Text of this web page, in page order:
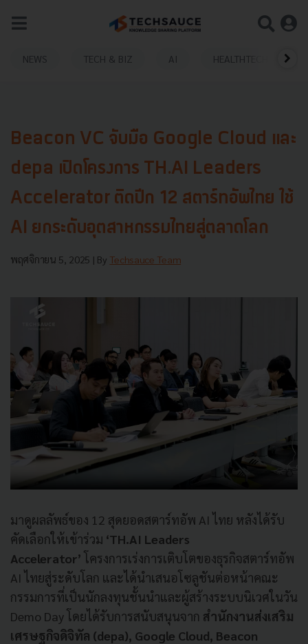
NEWS TECH & BIZ AI HEALTHTECH
Beacon VC จับมือ Google Cloud และ
depa เปิดโครงการ TH.AI Leaders
Accelerator ติดปีก 12 สตาร์ทอัพไทย ใช้
AI ยกระดับอุตสาหกรรมไทยสู่ตลาดโลก
พฤศจิกายน 5, 2025 | By Techsauce Team
มาดูผลลัพธ์ของ 12 สุดยอดสตาร์ทอัพ AI ไทย หลังได้รับ
คัดเลือกให้เข้าร่วม ‘TH.AI Leaders
Accelerator’ โครงการเร่งการเติบโตของธุรกิจสตาร์ทอัพ
AI ไทยสู่ระดับโลก และได้นำเสนอโซลูชันต่อหน้าคณะ
กรรมการที่เป็นนักลงทุนชั้นนำและผู้สร้างระบบนิเวศในวัน
Demo Day โดยได้รับการสนับสนุนจาก สำนักงานส่งเสริม
เศรษฐกิจดิจิทัล (depa), Google Cloud, Beacon